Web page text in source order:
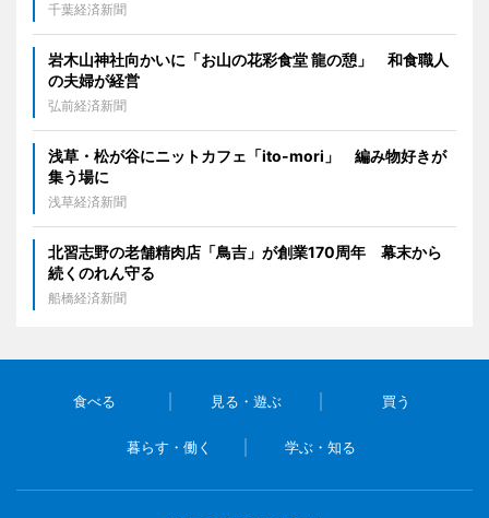
千葉経済新聞
岩木山神社向かいに「お山の花彩食堂 龍の憩」 和食職人
の夫婦が経営
弘前経済新聞
浅草・松が谷にニットカフェ「ito-mori」 編み物好きが
集う場に
浅草経済新聞
北習志野の老舗精肉店「鳥吉」が創業170周年 幕末から
続くのれん守る
船橋経済新聞
食べる 見る・遊ぶ 買う
暮らす・働く 学ぶ・知る